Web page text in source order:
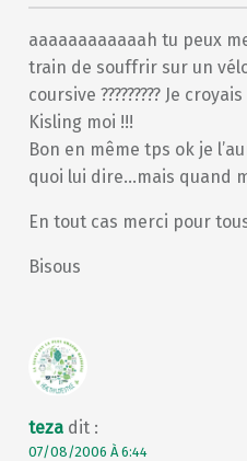
aaaaaaaaaaaah tu peux
train de souffrir sur un
coursive ????????? Je
Kisling moi !!!
Bon en même tps ok je
quoi lui dire…mais quand
En tout cas merci pour
Bisous
teza dit :
07/08/2006 À 6:44